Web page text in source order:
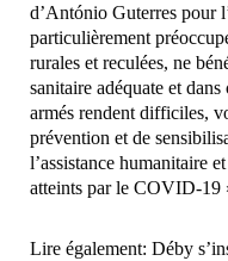
d’António Guterres pour
particulièrement
rurales et reculées, ne
sanitaire adéquate et
armés rendent difficiles,
prévention et de
l’assistance humanitaire
atteints par le COVID-19
Lire également: Déby